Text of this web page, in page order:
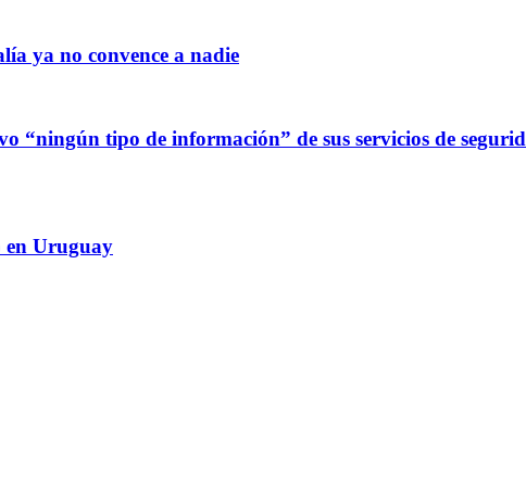
ya no convence a nadie
“ningún tipo de información” de sus servicios de
en Uruguay